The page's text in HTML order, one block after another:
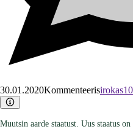
30.01.2020Kommenteeris
Muutsin aarde staatust. Uus staatus